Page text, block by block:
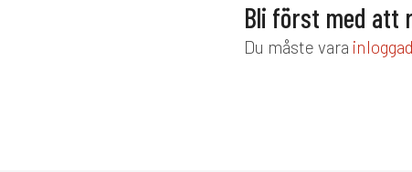
Bli först med att
Du måste vara